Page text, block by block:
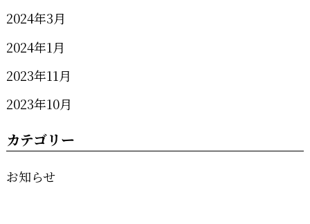
2024年3月
2024年1月
2023年11月
2023年10月
カテゴリー
お知らせ